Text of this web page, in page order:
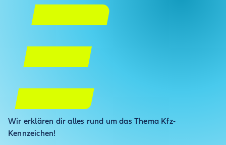
Wir erklären dir alles rund um das Thema Kfz-
Kennzeichen!